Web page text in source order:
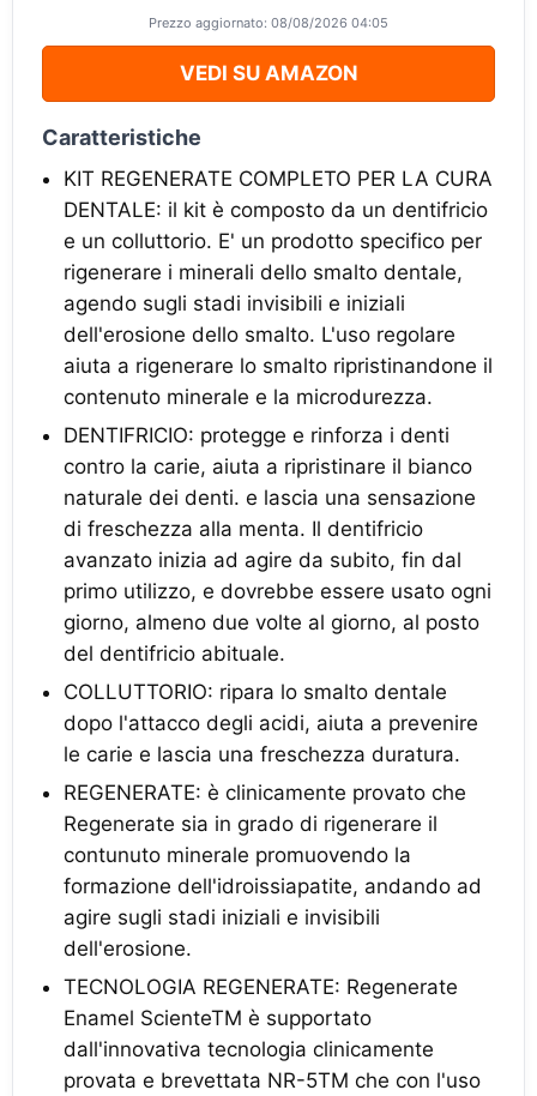
Prezzo aggiornato: 08/08/2026 04:05
VEDI SU AMAZON
Caratteristiche
KIT REGENERATE COMPLETO PER LA CURA
DENTALE: il kit è composto da un dentifricio
e un colluttorio. E' un prodotto specifico per
rigenerare i minerali dello smalto dentale,
agendo sugli stadi invisibili e iniziali
dell'erosione dello smalto. L'uso regolare
aiuta a rigenerare lo smalto ripristinandone il
contenuto minerale e la microdurezza.
DENTIFRICIO: protegge e rinforza i denti
contro la carie, aiuta a ripristinare il bianco
naturale dei denti. e lascia una sensazione
di freschezza alla menta. Il dentifricio
avanzato inizia ad agire da subito, fin dal
primo utilizzo, e dovrebbe essere usato ogni
giorno, almeno due volte al giorno, al posto
del dentifricio abituale.
COLLUTTORIO: ripara lo smalto dentale
dopo l'attacco degli acidi, aiuta a prevenire
le carie e lascia una freschezza duratura.
REGENERATE: è clinicamente provato che
Regenerate sia in grado di rigenerare il
contunuto minerale promuovendo la
formazione dell'idroissiapatite, andando ad
agire sugli stadi iniziali e invisibili
dell'erosione.
TECNOLOGIA REGENERATE: Regenerate
Enamel ScienteTM è supportato
dall'innovativa tecnologia clinicamente
provata e brevettata NR-5TM che con l'uso